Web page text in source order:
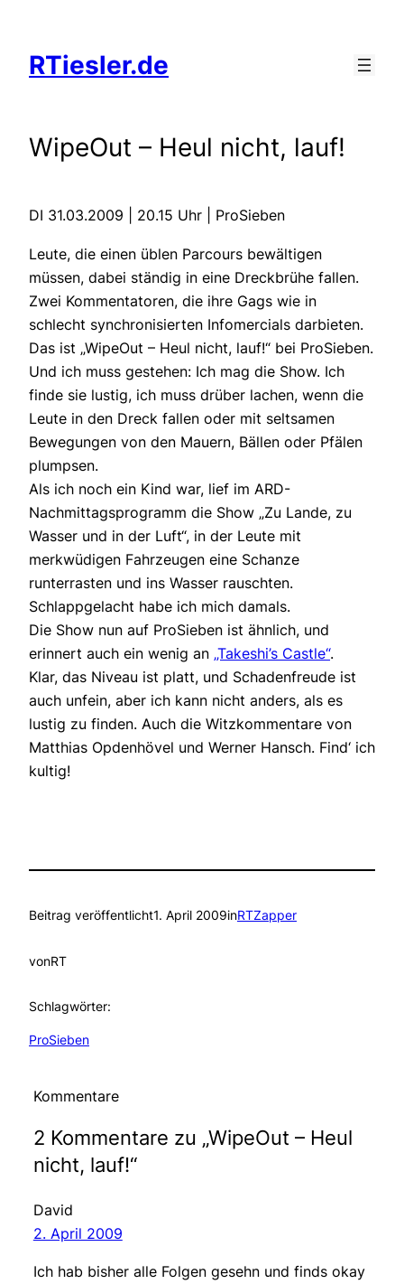
springen
RTiesler.de
WipeOut – Heul nicht, lauf!
DI 31.03.2009 | 20.15 Uhr | ProSieben
Leute, die einen üblen Parcours bewältigen
müssen, dabei ständig in eine Dreckbrühe fallen.
Zwei Kommentatoren, die ihre Gags wie in
schlecht synchronisierten Infomercials darbieten.
Das ist „WipeOut – Heul nicht, lauf!“ bei ProSieben.
Und ich muss gestehen: Ich mag die Show. Ich
finde sie lustig, ich muss drüber lachen, wenn die
Leute in den Dreck fallen oder mit seltsamen
Bewegungen von den Mauern, Bällen oder Pfälen
plumpsen.
Als ich noch ein Kind war, lief im ARD-
Nachmittagsprogramm die Show „Zu Lande, zu
Wasser und in der Luft“, in der Leute mit
merkwüdigen Fahrzeugen eine Schanze
runterrasten und ins Wasser rauschten.
Schlappgelacht habe ich mich damals.
Die Show nun auf ProSieben ist ähnlich, und
erinnert auch ein wenig an „Takeshi’s Castle“.
Klar, das Niveau ist platt, und Schadenfreude ist
auch unfein, aber ich kann nicht anders, als es
lustig zu finden. Auch die Witzkommentare von
Matthias Opdenhövel und Werner Hansch. Find‘ ich
kultig!
Beitrag veröffentlicht1. April 2009inRTZapper
vonRT
Schlagwörter:
ProSieben
Kommentare
2 Kommentare zu „WipeOut – Heul
nicht, lauf!“
David
2. April 2009
Ich hab bisher alle Folgen gesehn und finds okay